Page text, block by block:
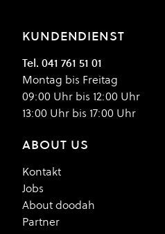
KUNDENDIENST
Tel. 041 761 51 01
Montag bis Freitag
09:00 Uhr bis 12:00 Uhr
13:00 Uhr bis 17:00 Uhr
ABOUT US
Kontakt
Jobs
About doodah
Partner